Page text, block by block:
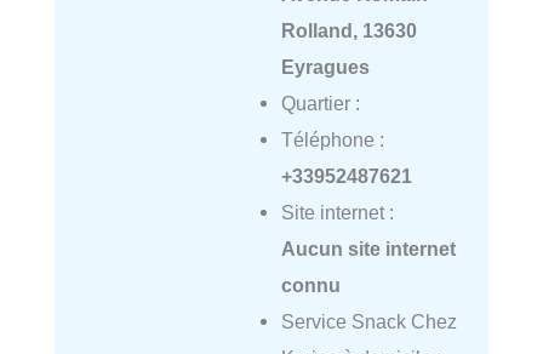
Rolland, 13630
Eyragues
Quartier :
Téléphone :
+33952487621
Site internet :
Aucun site internet
connu
Service Snack Chez